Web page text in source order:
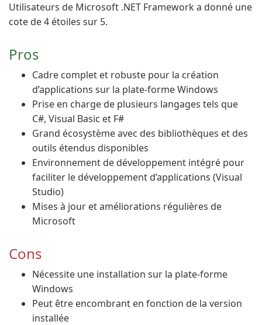
Utilisateurs de Microsoft .NET Framework a donné une
cote de 4 étoiles sur 5.
Pros
Cadre complet et robuste pour la création
d’applications sur la plate-forme Windows
Prise en charge de plusieurs langages tels que
C#, Visual Basic et F#
Grand écosystème avec des bibliothèques et des
outils étendus disponibles
Environnement de développement intégré pour
faciliter le développement d’applications (Visual
Studio)
Mises à jour et améliorations régulières de
Microsoft
Cons
Nécessite une installation sur la plate-forme
Windows
Peut être encombrant en fonction de la version
installée